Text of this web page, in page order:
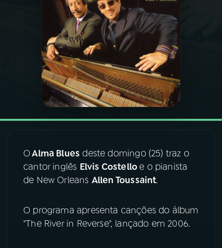
PROGRAMAS
PODCASTS
VIDEOCASTS
07ÚLTIMAS
08 FESTIVAL DE MÚSICA
ACOMPANHE A RÁDIO NACIONAL
Facebook
Instagram X
OAlma Blues deste domingo (25) traz o
cantor inglês Elvis Costelloe o pianista
de New Orleans Allen Toussaint.
O programa apresenta canções do álbum
"The River in Reverse", lançado em 2006.